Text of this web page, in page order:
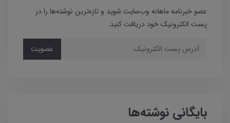
عضو خبرنامه ماهانه وب‌سایت شوید و تازه‌ترین نوشته‌ها را در
پست الکترونیک خود دریافت کنید.
عضویت
بایگانی نوشته‌ها